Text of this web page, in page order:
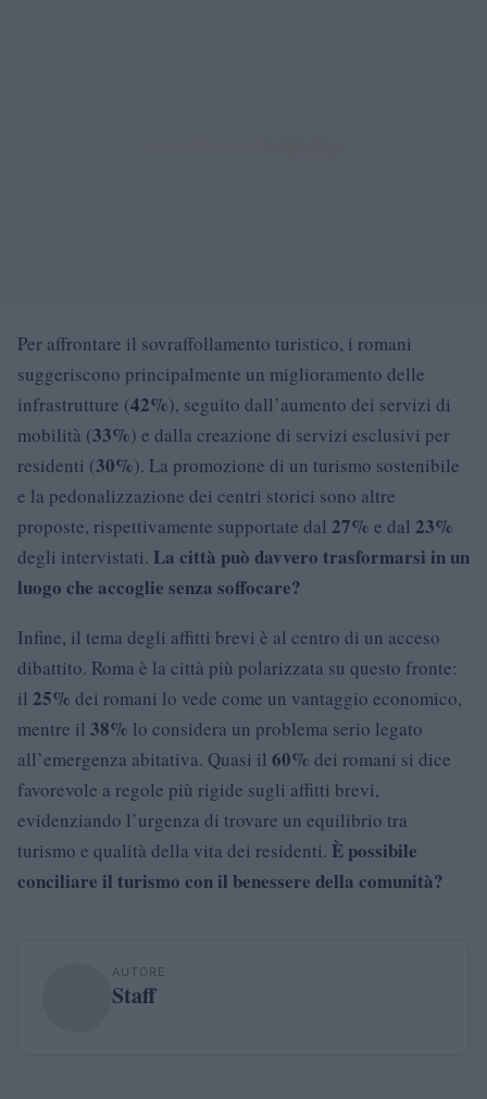
Per affrontare il sovraffollamento turistico, i romani
suggeriscono principalmente un miglioramento delle
infrastrutture (42%), seguito dall’aumento dei servizi di
mobilità (33%) e dalla creazione di servizi esclusivi per
residenti (30%). La promozione di un turismo sostenibile
e la pedonalizzazione dei centri storici sono altre
proposte, rispettivamente supportate dal 27% e dal 23%
degli intervistati. La città può davvero trasformarsi in un
luogo che accoglie senza soffocare?
Infine, il tema degli affitti brevi è al centro di un acceso
dibattito. Roma è la città più polarizzata su questo fronte:
il 25% dei romani lo vede come un vantaggio economico,
mentre il 38% lo considera un problema serio legato
all’emergenza abitativa. Quasi il 60% dei romani si dice
favorevole a regole più rigide sugli affitti brevi,
evidenziando l’urgenza di trovare un equilibrio tra
turismo e qualità della vita dei residenti. È possibile
conciliare il turismo con il benessere della comunità?
AUTORE
Staff